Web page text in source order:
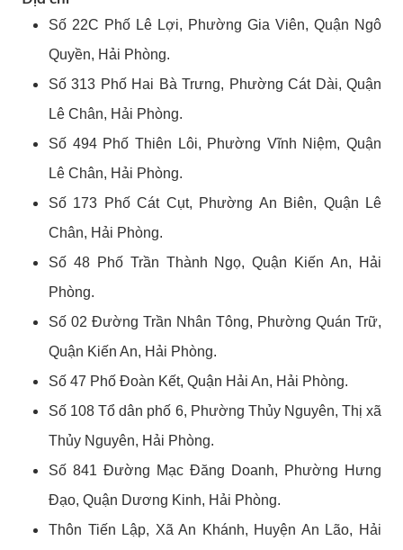
Số 22C Phố Lê Lợi, Phường Gia Viên, Quận Ngô
Quyền, Hải Phòng.
Số 313 Phố Hai Bà Trưng, Phường Cát Dài, Quận
Lê Chân, Hải Phòng.
Số 494 Phố Thiên Lôi, Phường Vĩnh Niệm, Quận
Lê Chân, Hải Phòng.
Số 173 Phố Cát Cụt, Phường An Biên, Quận Lê
Chân, Hải Phòng.
Số 48 Phố Trần Thành Ngọ, Quận Kiến An, Hải
Phòng.
Số 02 Đường Trần Nhân Tông, Phường Quán Trữ,
Quận Kiến An, Hải Phòng.
Số 47 Phố Đoàn Kết, Quận Hải An, Hải Phòng.
Số 108 Tổ dân phố 6, Phường Thủy Nguyên, Thị xã
Thủy Nguyên, Hải Phòng.
Số 841 Đường Mạc Đăng Doanh, Phường Hưng
Đạo, Quận Dương Kinh, Hải Phòng.
Thôn Tiến Lập, Xã An Khánh, Huyện An Lão, Hải